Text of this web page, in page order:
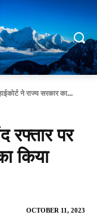
ने राज्य सरकार का...
रफ्तार पर
किया
OCTOBER 11, 2023